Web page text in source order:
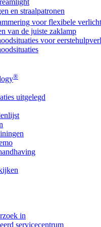
en straalpatronen
voor flexibele
van de juiste zaklamp
voor
®
uitgelegd
in
servicecentrum